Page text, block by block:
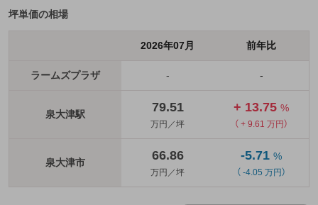
坪単価の相場
2026年07月 前年比
ラームズプラザ - -
泉大津駅 79.51
万円／坪
+ 13.75 %
（ + 9.61 万円）
泉大津市 66.86
万円／坪
-5.71 %
（ -4.05 万円）